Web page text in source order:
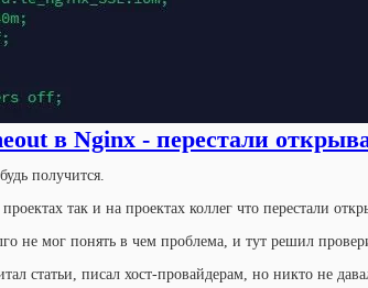
в Nginx - перестали
получится.
так и на проектах коллег что перестали
не мог понять в чем проблема, и тут решил
статьи, писал хост-провайдерам, но никто не